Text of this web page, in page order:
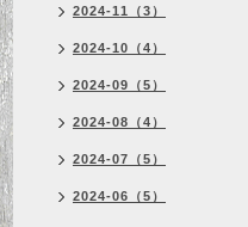
2024-11（3）
2024-10（4）
2024-09（5）
2024-08（4）
2024-07（5）
2024-06（5）